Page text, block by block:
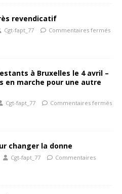
revendicatif
Cgt-fapt_77 Commentaires fermés
à Bruxelles le 4 avril –
en marche pour une autre
Cgt-fapt_77 Commentaires fermés
changer la donne
Cgt-fapt_77
Commentaires